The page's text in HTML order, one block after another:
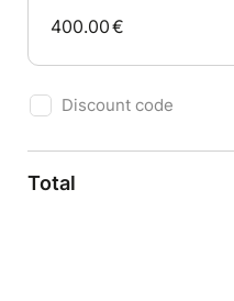
400.00€
Discount code
Total